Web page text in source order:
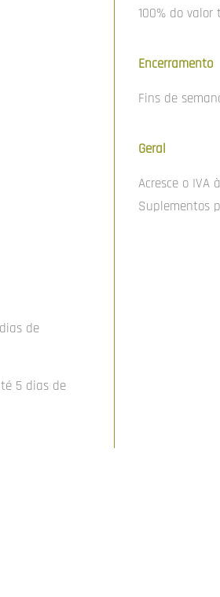
de
5 dias de
100% do
Encerramento
Fins de
Geral
Acresce o IVA
Suplementos